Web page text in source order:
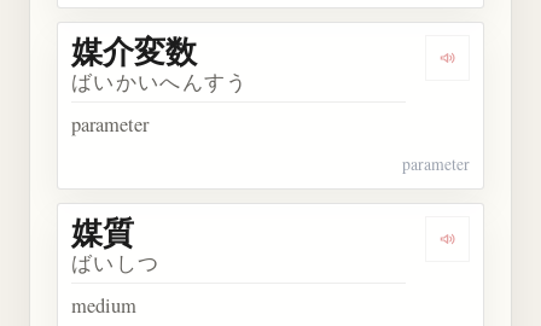
Dengarkan
媒介変数
ばいかいへんすう
parameter
parameter
Dengarkan
媒質
ばいしつ
medium